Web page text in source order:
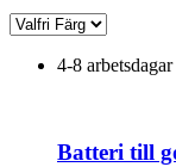
4-8 arbetsdagar
Batteri till